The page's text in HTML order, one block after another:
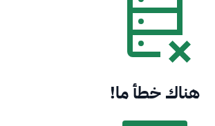
هناك خطأ ما!